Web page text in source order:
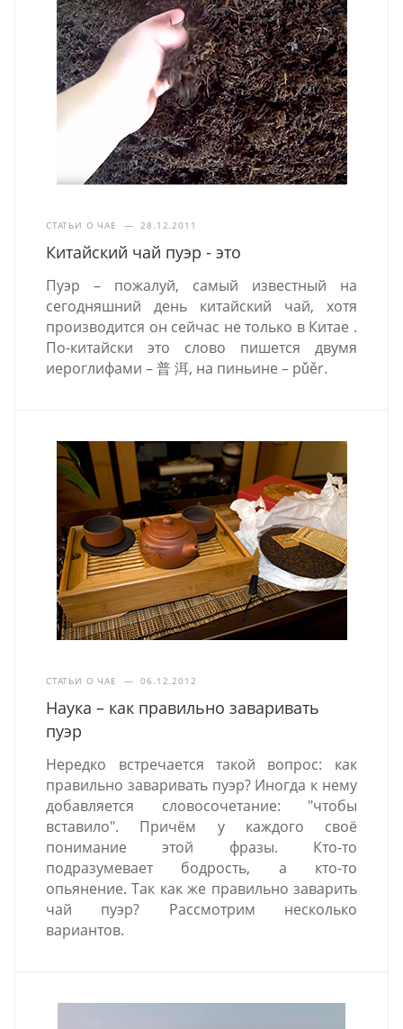
СТАТЬИ О ЧАЕ — 28.12.2011
Китайский чай пуэр - это
Пуэр – пожалуй, самый известный на
сегодняшний день китайский чай, хотя
производится он сейчас не только в Китае .
По-китайски это слово пишется двумя
иероглифами – 普 洱, на пиньине – pǔěr.
СТАТЬИ О ЧАЕ — 06.12.2012
Наука – как правильно заваривать
пуэр
Нередко встречается такой вопрос: как
правильно заваривать пуэр? Иногда к нему
добавляется словосочетание: "чтобы
вставило". Причём у каждого своё
понимание этой фразы. Кто-то
подразумевает бодрость, а кто-то
опьянение. Так как же правильно заварить
чай пуэр? Рассмотрим несколько
вариантов.